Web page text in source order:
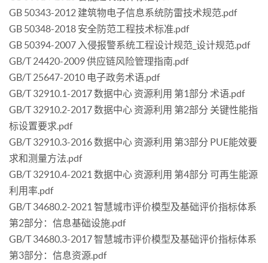
GB 50343-2012 建筑物电子信息系统防雷技术规范.pdf
GB 50348-2018 安全防范工程技术标准.pdf
GB 50394-2007 入侵报警系统工程设计规范_设计规范.pdf
GB/T 24420-2009 供应链风险管理指南.pdf
GB/T 25647-2010 电子政务术语.pdf
GB/T 32910.1-2017 数据中心 资源利用 第1部分 术语.pdf
GB/T 32910.2-2017 数据中心 资源利用 第2部分 关键性能指
标设置要求.pdf
GB/T 32910.3-2016 数据中心 资源利用 第3部分 PUE能效要
求和测量方法.pdf
GB/T 32910.4-2021 数据中心 资源利用 第4部分 可再生能源
利用率.pdf
GB/T 34680.2-2021 智慧城市评价模型及基础评价指标体系
第2部分：信息基础设施.pdf
GB/T 34680.3-2017 智慧城市评价模型及基础评价指标体系
第3部分：信息资源.pdf